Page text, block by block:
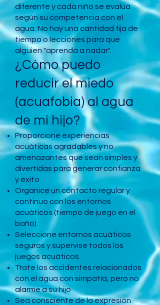
diferente y cada niño se evalúa
según su competencia con el
agua. No hay una cantidad fija de
tiempo o lecciones para que
alguien "aprenda a nadar".
¿Cómo puedo
reducir el miedo
(acuafobia) al agua
de mi hijo?
Proporcione experiencias
acuáticas agradables y no
amenazantes que sean simples y
divertidas para generar confianza
y éxito
Organice un contacto regular y
continuo con los entornos
acuáticos (tiempo de juego en el
baño).
Seleccione entornos acuáticos
seguros y supervise todos los
juegos acuáticos.
Trate los accidentes relacionados
con el agua con simpatía, pero no
alarme a su hijo
Sea consciente de la expresión